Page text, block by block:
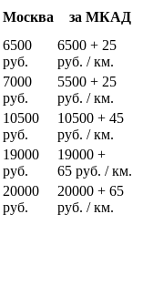
Москва за МКАД
6500
руб.
6500 + 25
руб. / км.
7000
руб.
5500 + 25
руб. / км.
10500
руб.
10500 + 45
руб. / км.
19000
руб.
19000 +
65 руб. / км.
20000
руб.
20000 + 65
руб. / км.